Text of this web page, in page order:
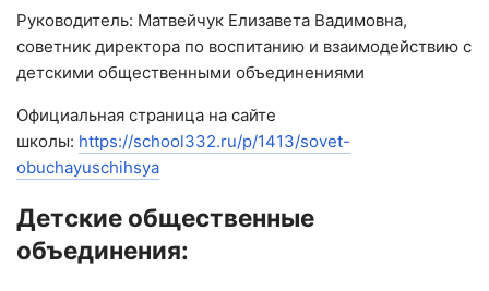
Руководитель: Матвейчук Елизавета Вадимовна,
советник директора по воспитанию и взаимодействию с
детскими общественными объединениями
Официальная страница на сайте
школы: https://school332.ru/p/1413/sovet-
obuchayuschihsya
Детские общественные
объединения: